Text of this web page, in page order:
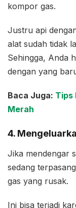
kompor gas.
Justru api
alat sudah tidak
Sehingga, Anda
dengan yang
Baca Juga: Tips
Merah
4.
Jika mendengar
sedang
gas yang rusak.
Ini bisa terjadi